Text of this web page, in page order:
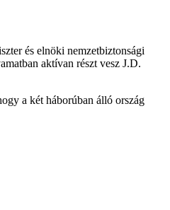
és elnöki nemzetbiztonsági
aktívan részt vesz J.D.
a két háborúban álló ország